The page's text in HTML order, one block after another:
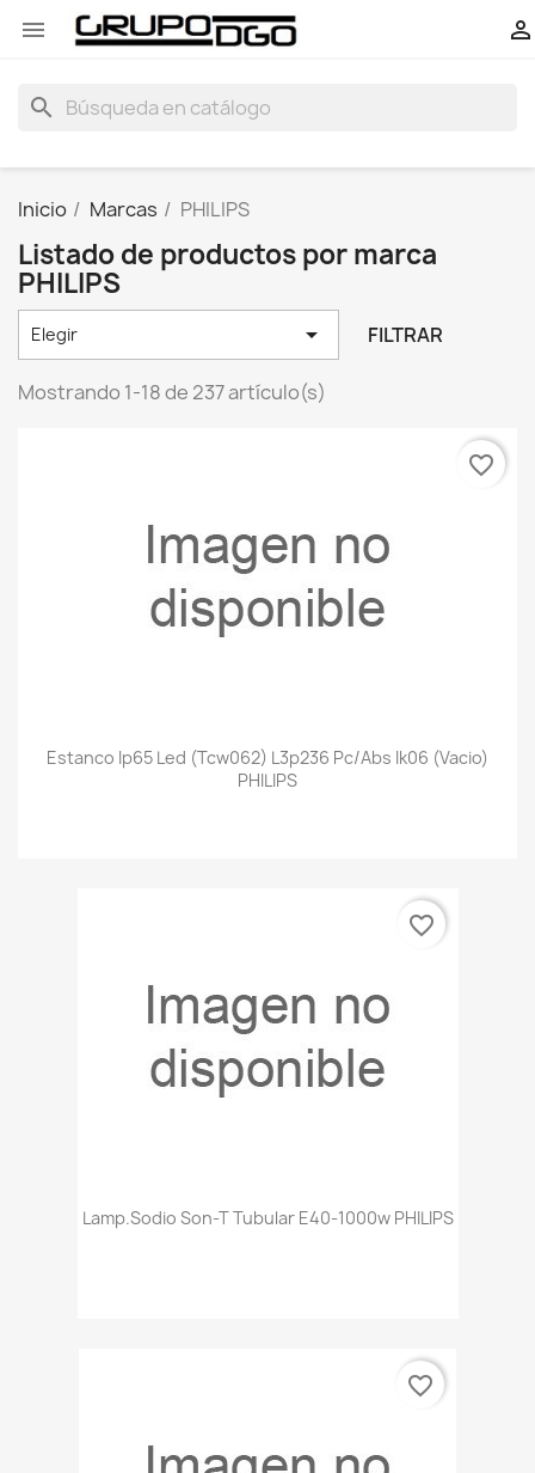
 
search
Inicio Marcas PHILIPS
Listado de productos por marca
PHILIPS
Elegir  FILTRAR
Mostrando 1-18 de 237 artículo(s)
Estanco Ip65 Led (tcw062) L3p236 Pc/abs Ik06 (vacio)
PHILIPS
favorite_border
Lamp.sodio Son-T Tubular E40-1000w PHILIPS
favorite_border
favorite_border